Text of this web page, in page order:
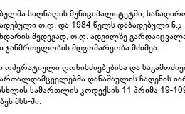
სიღნაღის მუნიციპალიტეტში,
თ.ღ. და 1984 წელს დაბადებული ნ.კ
შედეგად, თ.ღ. ადგილზე
ჯანმრთელობის მდგომარეობა მძიმეა.
ღონისძიებებისა და
დანაშაულის ჩადენის
სამართლის კოდექსის 11 პრიმა 19-
შსს-ში.